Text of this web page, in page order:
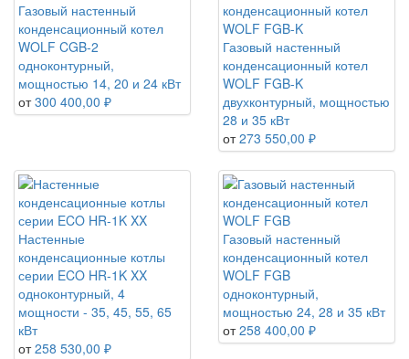
Газовый настенный
конденсационный котел
WOLF CGB-2
одноконтурный,
мощностью 14, 20 и 24 кВт
от 300 400,00 ₽
Газовый настенный
конденсационный котел
WOLF FGB-K
двухконтурный, мощностью
28 и 35 кВт
от 273 550,00 ₽
Настенные
конденсационные котлы
серии ECO HR-1K XX
одноконтурный, 4
мощности - 35, 45, 55, 65
кВт
от 258 530,00 ₽
Газовый настенный
конденсационный котел
WOLF FGB
одноконтурный,
мощностью 24, 28 и 35 кВт
от 258 400,00 ₽